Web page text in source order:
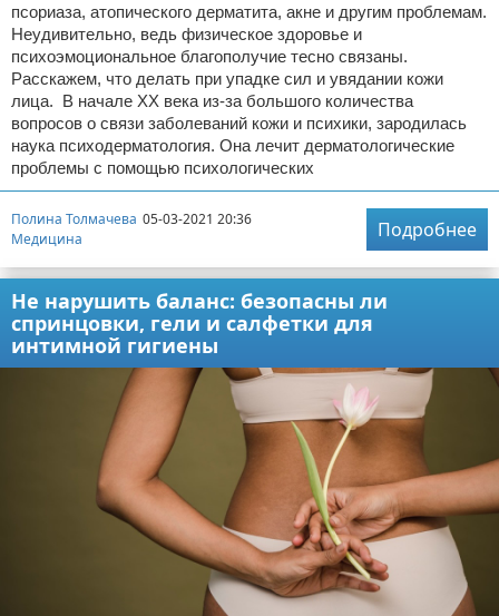
псориаза, атопического дерматита, акне и другим проблемам.
Неудивительно, ведь физическое здоровье и
психоэмоциональное благополучие тесно связаны.
Расскажем, что делать при упадке сил и увядании кожи
лица. В начале XX века из-за большого количества
вопросов о связи заболеваний кожи и психики, зародилась
наука психодерматология. Она лечит дерматологические
проблемы с помощью психологических
Полина Толмачева 05-03-2021 20:36
Медицина
Подробнее
Не нарушить баланс: безопасны ли
спринцовки, гели и салфетки для
интимной гигиены